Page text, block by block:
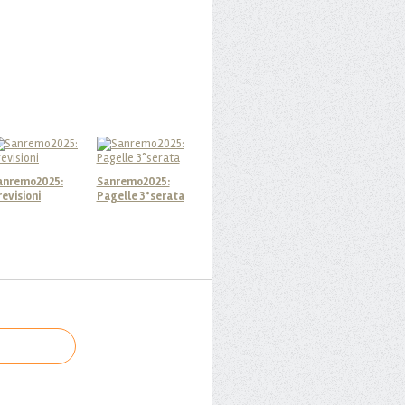
Sanremo2025:
Pagelle 3°serata